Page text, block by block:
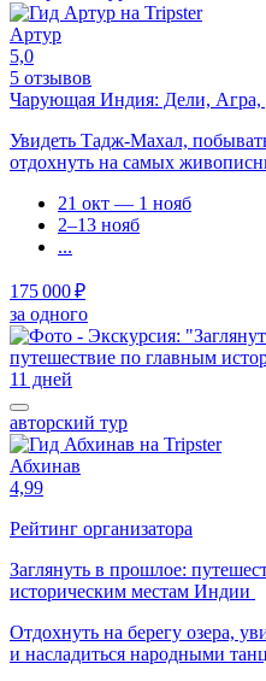
Артур
5,0
5 отзывов
Чарующая Индия: Дели, Агра,
Увидеть Тадж-Махал,
отдохнуть на самых
21 окт — 1 нояб
2–13 нояб
...
175 000 ₽
за одного
11 дней
авторский тур
Абхинав
4,99
Рейтинг организатора
Заглянуть в прошлое:
историческим местам Индии
Отдохнуть на берегу озера,
и насладиться народными